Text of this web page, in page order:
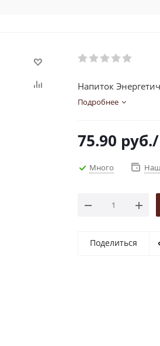
Напиток
Подробнее
75.90 руб.
Много
Поделиться